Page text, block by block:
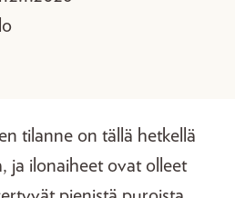
tilanne on tällä hetkellä
ja ilonaiheet ovat olleet